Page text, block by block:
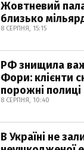
Жовтневий
близько
8 СЕРПНЯ, 15:15
РФ знищила
Фори: клієнти
порожні полиці
8 СЕРПНЯ, 10:40
В Україні не